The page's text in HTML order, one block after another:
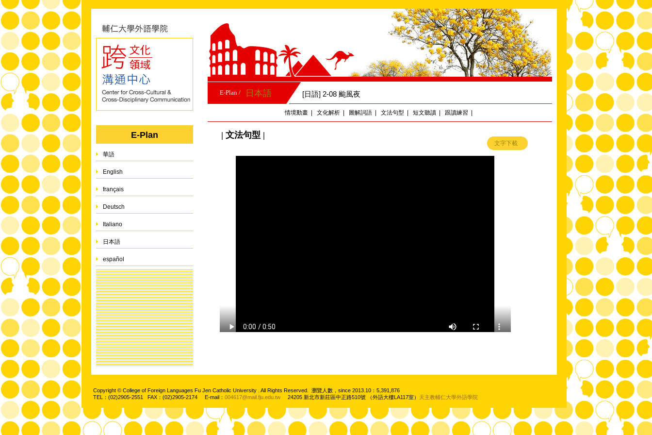
E-Plan
華語
English
français
Deutsch
Italiano
日本語
español
E-Plan / 日本語 [日語] 2-08 颱風夜
情境動畫| 文化解析| 圖解詞語| 文法句型 短文聽讀| 跟讀練習
| 文法句型 |
文字下載
Copyright © College of Foreign Languages Fu Jen Catholic University . All Rights Reserved. 瀏覽人數，since 2013.10：5,391,876
TEL：(02)2905-2551 FAX：(02)2905-2174 E-mail： 004617@mail.fju.edu.tw 24205 新北市新莊區中正路510號 （外語大樓LA117室） 天主教輔仁大學外語學院